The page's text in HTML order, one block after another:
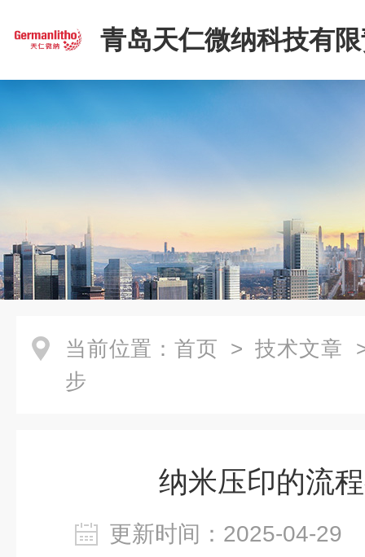
青岛天仁微纳科技有
司
当前位置： 首页 > 技术文章
步
纳米压印的流
更新时间：2025-04-